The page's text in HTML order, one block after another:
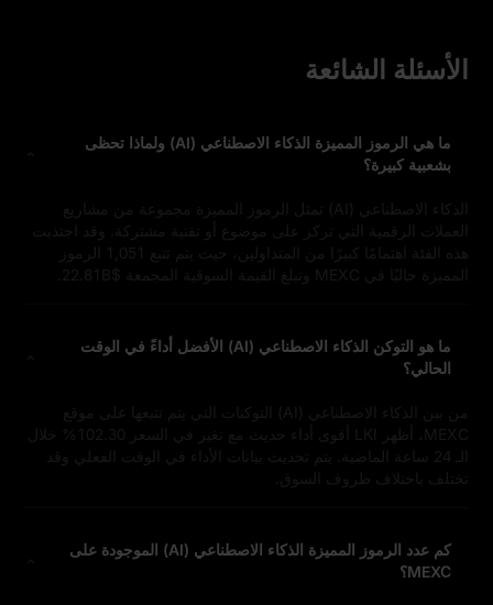
الأسئلة الشائعة
ما هي الرموز المميزة الذكاء الاصطناعي (AI) ولماذا تحظى
بشعبية كبيرة؟
الذكاء الاصطناعي (AI) تمثل الرموز المميزة مجموعة من مشاريع
العملات الرقمية التي تركز على موضوع أو تقنية مشتركة. وقد اجتذبت
هذه الفئة اهتمامًا كبيرًا من المتداولين، حيث يتم تتبع 1,051 الرموز
المميزة حاليًا في MEXC وتبلغ القيمة السوقية المجمعة $22.81B.
ما هو التوكن الذكاء الاصطناعي (AI) الأفضل أداءً في الوقت
الحالي؟
من بين الذكاء الاصطناعي (AI) التوكنات التي يتم تتبعها على موقع
MEXC، أظهر LKI أقوى أداء حديث مع تغير في السعر 102.30% خلال
الـ 24 ساعة الماضية. يتم تحديث بيانات الأداء في الوقت الفعلي وقد
تختلف باختلاف ظروف السوق.
كم عدد الرموز المميزة الذكاء الاصطناعي (AI) الموجودة على
MEXC؟